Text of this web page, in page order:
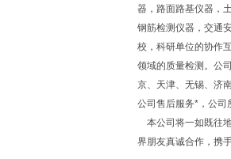
器，路面路基仪器，
钢筋检测仪器，交通
校，科研单位的协作
领域的质量检测。公
京、天津、无锡、济
公司售后服务*，公司
本公司将一如既往
界朋友真诚合作，携